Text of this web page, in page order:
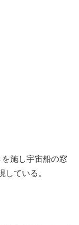
施し宇宙船の窓
ている。